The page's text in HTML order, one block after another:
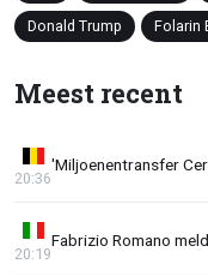
Donald Trump Folarin
Meest recent
'Miljoenentransfer
20:36
Fabrizio Romano
20:19